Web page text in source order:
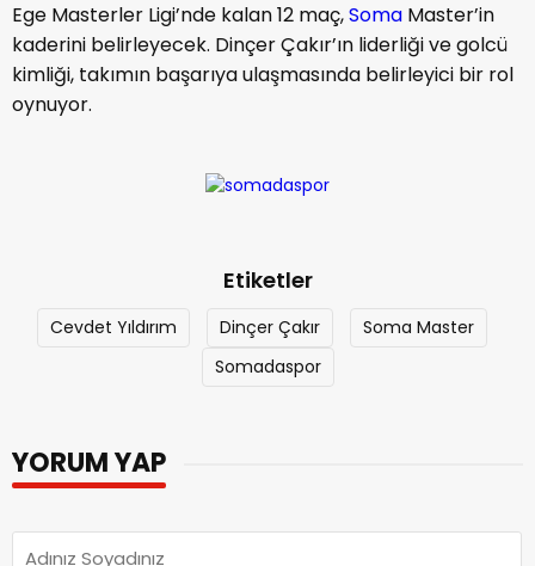
Ege Masterler Ligi’nde kalan 12 maç,Soma Master’in
kaderini belirleyecek. Dinçer Çakır’ın liderliği ve golcü
kimliği, takımın başarıya ulaşmasında belirleyici bir rol
oynuyor.
Etiketler
Cevdet Yıldırım Dinçer Çakır
Soma Master
Somadaspor
YORUM YAP